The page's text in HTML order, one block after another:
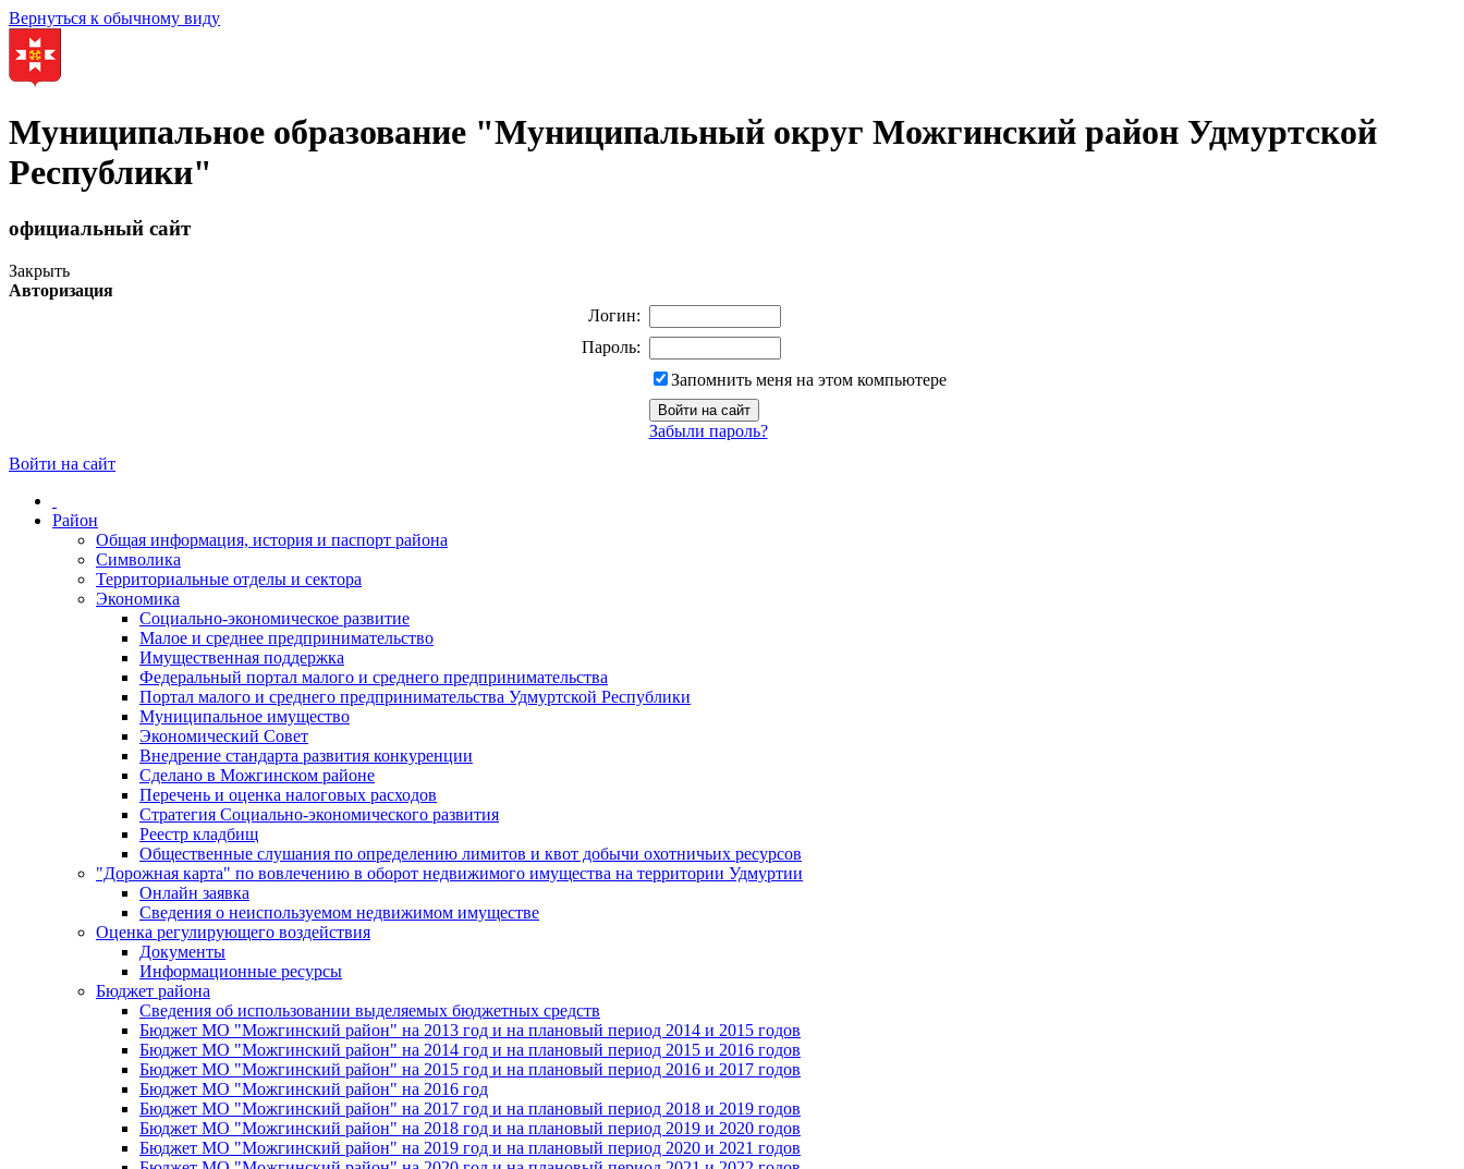
Вернуться к обычному виду
Муниципальное образование "Муниципальный округ Можгинский район Удмуртской
Республики"
официальный сайт
Закрыть
Авторизация
Логин:
Пароль:
Запомнить меня на этом компьютере
Забыли пароль?
Войти на сайт
Район
Общая информация, история и паспорт района
Символика
Территориальные отделы и сектора
Экономика
Социально-экономическое развитие
Малое и среднее предпринимательство
Имущественная поддержка
Федеральный портал малого и среднего предпринимательства
Портал малого и среднего предпринимательства Удмуртской Республики
Муниципальное имущество
Экономический Совет
Внедрение стандарта развития конкуренции
Сделано в Можгинском районе
Перечень и оценка налоговых расходов
Стратегия Социально-экономического развития
Реестр кладбищ
Общественные слушания по определению лимитов и квот добычи охотничьих ресурсов
"Дорожная карта" по вовлечению в оборот недвижимого имущества на территории Удмуртии
Онлайн заявка
Сведения о неиспользуемом недвижимом имуществе
Оценка регулирующего воздействия
Документы
Информационные ресурсы
Бюджет района
Сведения об использовании выделяемых бюджетных средств
Бюджет МО "Можгинский район" на 2013 год и на плановый период 2014 и 2015 годов
Бюджет МО "Можгинский район" на 2014 год и на плановый период 2015 и 2016 годов
Бюджет МО "Можгинский район" на 2015 год и на плановый период 2016 и 2017 годов
Бюджет МО "Можгинский район" на 2016 год
Бюджет МО "Можгинский район" на 2017 год и на плановый период 2018 и 2019 годов
Бюджет МО "Можгинский район" на 2018 год и на плановый период 2019 и 2020 годов
Бюджет МО "Можгинский район" на 2019 год и на плановый период 2020 и 2021 годов